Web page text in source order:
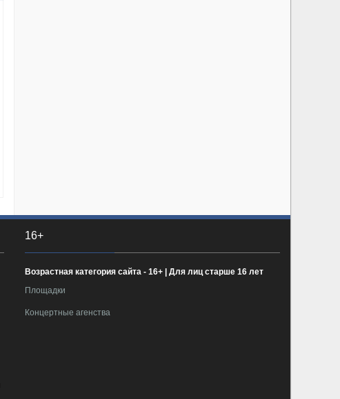
16+
Возрастная категория сайта - 16+ | Для лиц старше 16 лет
Площадки
Концертные агенства